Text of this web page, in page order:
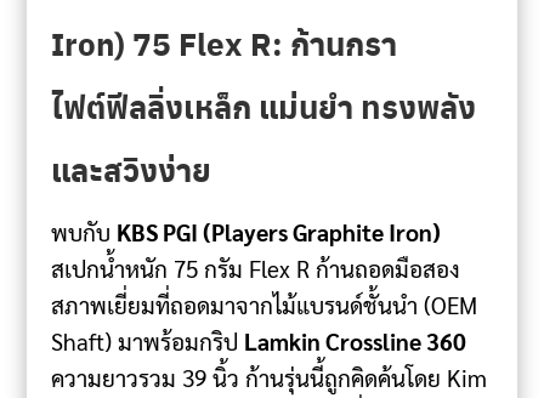
Iron) 75 Flex R: ก้านกรา
ไฟต์ฟีลลิ่งเหล็ก แม่นยำ ทรงพลัง
และสวิงง่าย
พบกับ KBS PGI (Players Graphite Iron)
สเปกน้ำหนัก 75 กรัม Flex R ก้านถอดมือสอง
สภาพเยี่ยมที่ถอดมาจากไม้แบรนด์ชั้นนำ (OEM
Shaft) มาพร้อมกริป Lamkin Crossline 360
ความยาวรวม 39 นิ้ว ก้านรุ่นนี้ถูกคิดค้นโดย Kim